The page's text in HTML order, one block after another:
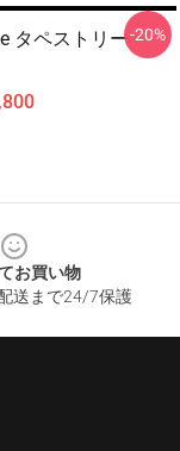
タペストリー-20%
お買い物
送まで24/7保護